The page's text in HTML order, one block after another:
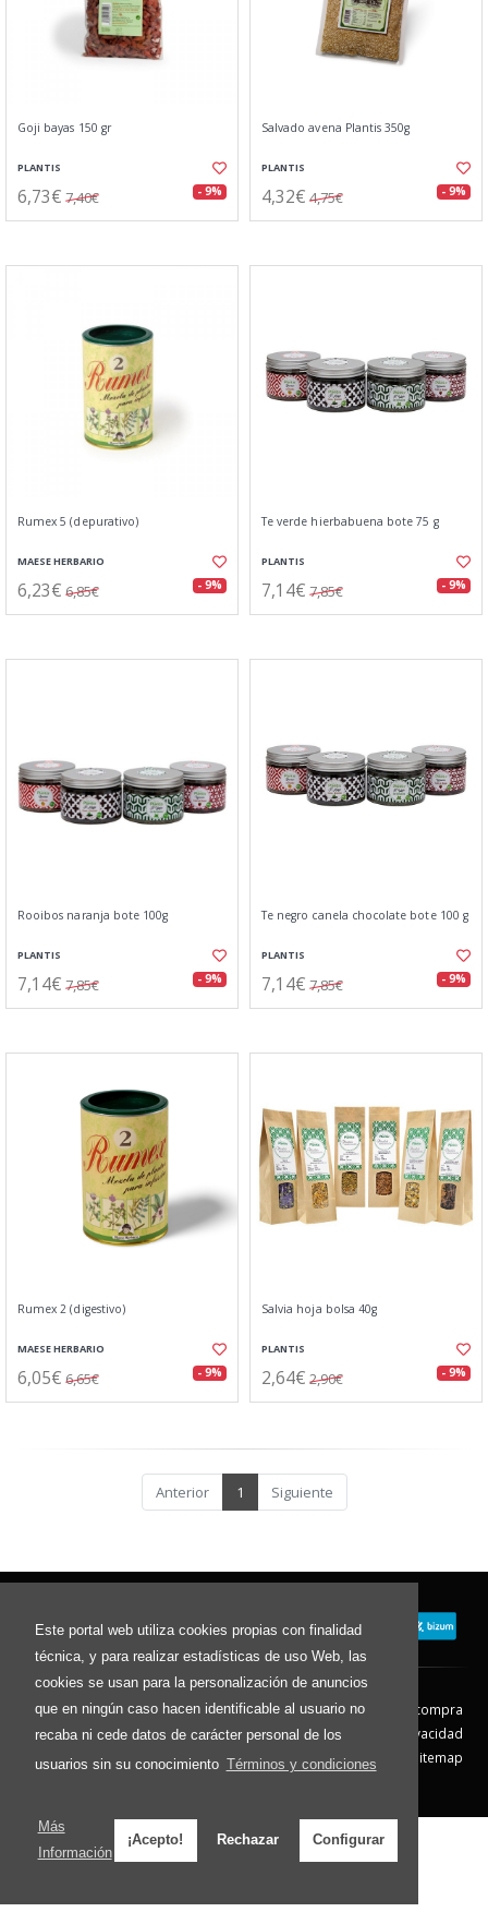
Este portal web utiliza cookies propias con finalidad
técnica, y para realizar estadísticas de uso Web, las
cookies se usan para la personalización de anuncios
que en ningún caso hacen identificable al usuario no
recaba ni cede datos de carácter personal de los
usuarios sin su conocimiento Términos y condiciones
Más
Información
¡Acepto! Rechazar Configurar
Goji bayas 150 gr
PLANTIS
6,73€ 7,40€ - 9%
Salvado avena Plantis 350g
PLANTIS
4,32€ 4,75€ - 9%
Rumex 5 (depurativo)
MAESE HERBARIO
6,23€ 6,85€ - 9%
Te verde hierbabuena bote 75 g
PLANTIS
7,14€ 7,85€ - 9%
Rooibos naranja bote 100g
PLANTIS
7,14€ 7,85€ - 9%
Te negro canela chocolate bote 100 g
PLANTIS
7,14€ 7,85€ - 9%
Rumex 2 (digestivo)
MAESE HERBARIO
6,05€ 6,65€ - 9%
Salvia hoja bolsa 40g
PLANTIS
2,64€ 2,90€ - 9%
Anterior 1 Siguiente
Contacto Aviso Legal
Condiciones de compra
Política de envíos
Política de devolución
Política de Privacidad
Política de Cookies
Sitemap